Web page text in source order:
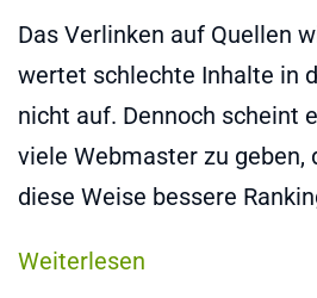
Das Verlinken auf Quellen
wertet schlechte Inhalte in
nicht auf. Dennoch scheint
viele Webmaster zu geben,
diese Weise bessere
Weiterlesen